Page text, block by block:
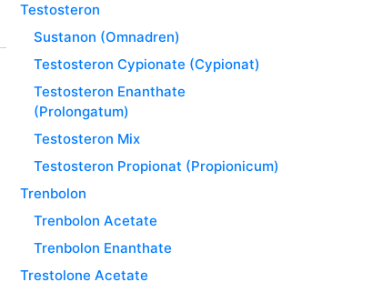
Testosteron
Sustanon (Omnadren)
Testosteron Cypionate (Cypionat)
Testosteron Enanthate
(Prolongatum)
Testosteron Mix
Testosteron Propionat (Propionicum)
Trenbolon
Trenbolon Acetate
Trenbolon Enanthate
Trestolone Acetate